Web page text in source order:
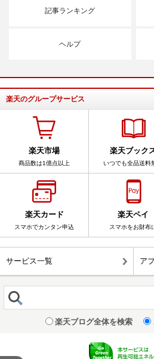
記事ランキング
ヘルプ
楽天のグループサービス
楽天市場
商品数は1億点以上
楽天ブック
いつでも全品送料
楽天カード
スマホでカンタン申込
楽天ペイ
スマホをお財布
サービス一覧 ア
楽天ブログ全体を検索